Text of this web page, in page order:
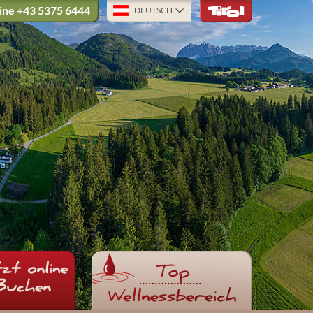
DEUTSCH
+43 5375 6444